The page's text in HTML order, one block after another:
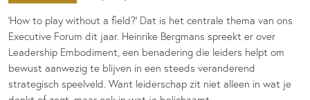
‘How to play without a field?’ Dat is het centrale thema van ons
Executive Forum dit jaar. Heinrike Bergmans spreekt er over
Leadership Embodiment, een benadering die leiders helpt om
bewust aanwezig te blijven in een steeds veranderend
strategisch speelveld. Want leiderschap zit niet alleen in wat je